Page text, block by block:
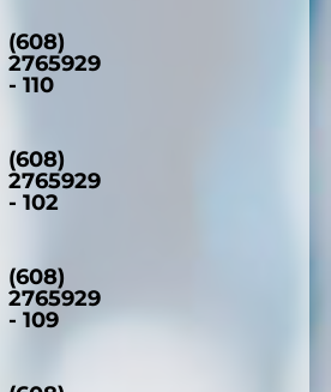
(608)
2765929
- 110
(608)
2765929
- 102
(608)
2765929
- 109